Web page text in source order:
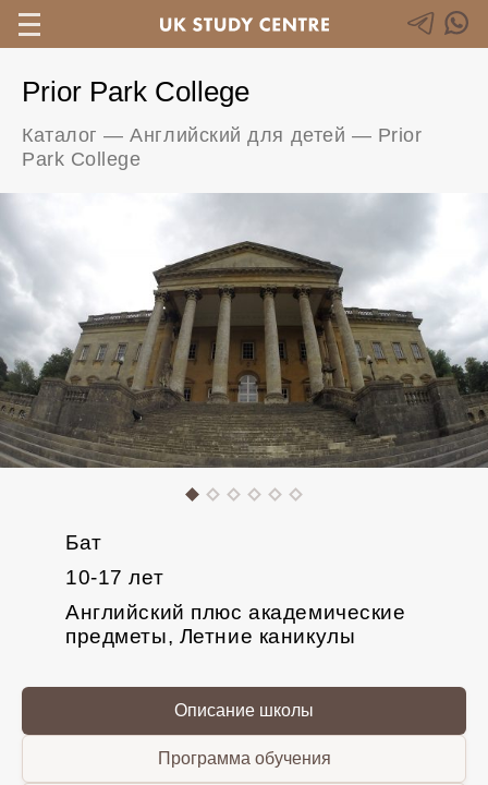
Prior Park College
Каталог —Английский для детей — Prior
Park College
Бат
10-17 лет
Английский плюс академические
предметы, Летние каникулы
Описание школы
Программа обучения